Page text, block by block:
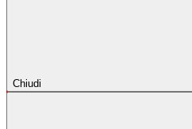
Chiudi